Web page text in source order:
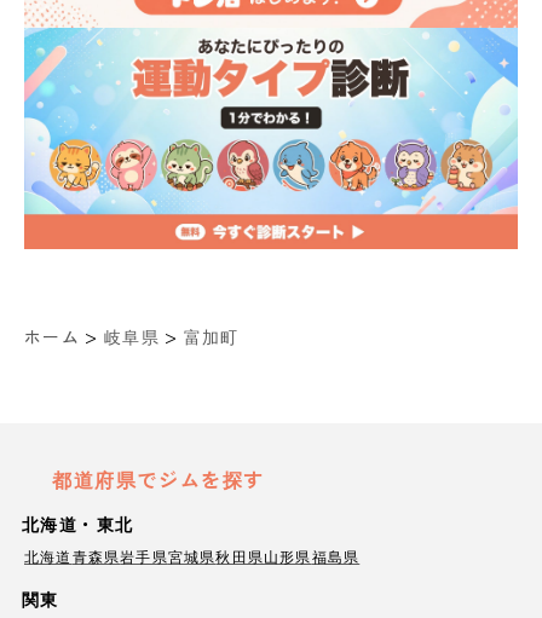
ホーム > 岐阜県 > 富加町
都道府県でジムを探す
北海道・東北
北海道青森県岩手県宮城県秋田県山形県福島県
関東